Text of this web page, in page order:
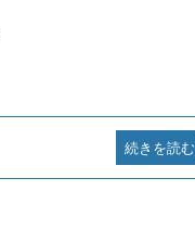
続きを読む